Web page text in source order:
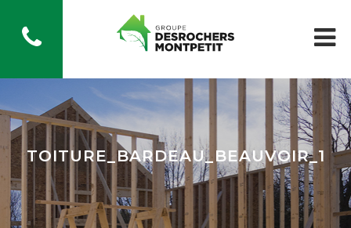
TOITURE_BARDEAU_BEAUVOIR_1